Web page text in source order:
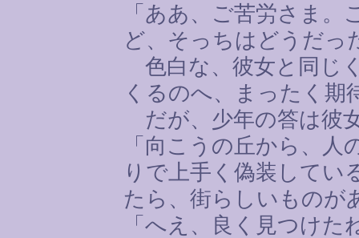
「ああ、ご苦労さま
ど、そっちはどうだっ
色白な、彼女と同じ
くるのへ、まったく期
だが、少年の答は彼
「向こうの丘から、
りで上手く偽装してい
たら、街らしいものが
「へえ、良く見つけた